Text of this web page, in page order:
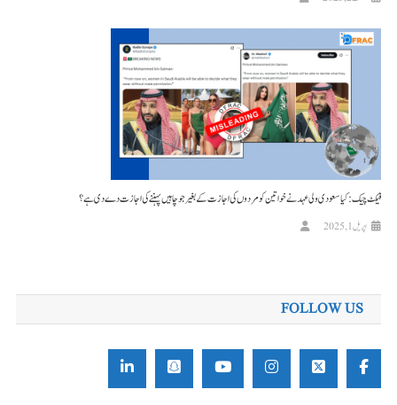
فیکٹ چیک: کیا سعودی ولی عہد نے خواتین کو مردوں کی اجازت کے بغیر جو چاہیں پہننے کی اجازت دے دی ہے؟
اپریل 1, 2025
FOLLOW US